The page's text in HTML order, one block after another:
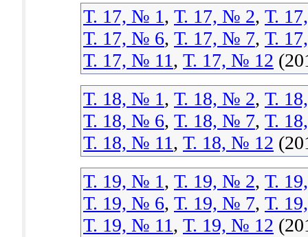
Т. 17, № 1, Т. 17, № 2, Т.
Т. 17, № 6, Т. 17, № 7, Т.
Т. 17, № 11, Т. 17, № 12
Т. 18, № 1, Т. 18, № 2, Т.
Т. 18, № 6, Т. 18, № 7, Т.
Т. 18, № 11, Т. 18, № 12
Т. 19, № 1, Т. 19, № 2, Т.
Т. 19, № 6, Т. 19, № 7, Т.
Т. 19, № 11, Т. 19, № 12